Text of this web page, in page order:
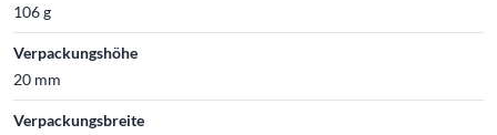
106 g
Verpackungshöhe
20 mm
Verpackungsbreite